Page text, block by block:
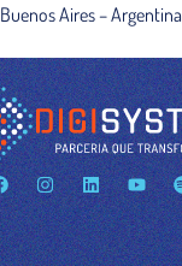
Buenos Aires – Argentina